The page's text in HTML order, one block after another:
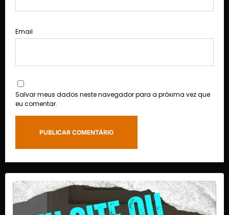
Email
Salvar meus dados neste navegador para a próxima vez que
eu comentar.